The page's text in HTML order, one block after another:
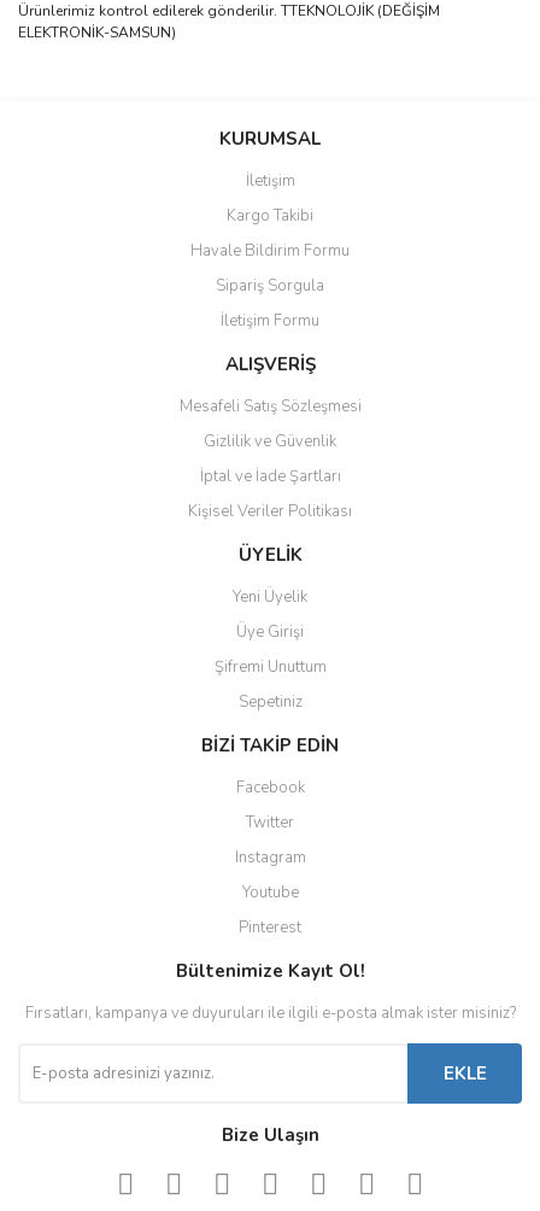
Ürünlerimiz kontrol edilerek gönderilir. TTEKNOLOJİK (DEĞİŞİM
ELEKTRONİK-SAMSUN)
Bu ürüne ilk yorumu siz yapın!
Ürün resmi kalitesiz, bozuk veya görüntülenemiyor.
Ürün açıklamasında eksik bilgiler bulunuyor.
Ürün bilgilerinde hatalar bulunuyor.
Ürün fiyatı diğer sitelerden daha pahalı.
Bu ürüne benzer farklı alternatifler olmalı.
Gönder
KURUMSAL
İletişim
Kargo Takibi
Havale Bildirim Formu
Sipariş Sorgula
İletişim Formu
ALIŞVERİŞ
Mesafeli Satış Sözleşmesi
Gizlilik ve Güvenlik
İptal ve İade Şartları
Kişisel Veriler Politikası
ÜYELİK
Yeni Üyelik
Üye Girişi
Şifremi Unuttum
Sepetiniz
BİZİ TAKİP EDİN
Facebook
Twitter
Instagram
Youtube
Pinterest
Bültenimize Kayıt Ol!
Fırsatları, kampanya ve duyuruları ile ilgili e-posta almak ister misiniz?
EKLE
Bize Ulaşın